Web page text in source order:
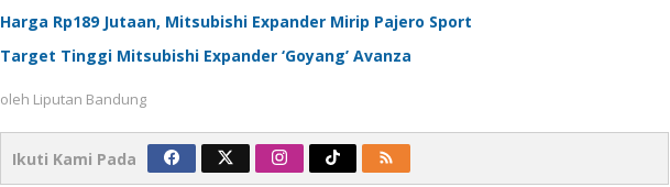
Harga Rp189 Jutaan, Mitsubishi Expander Mirip Pajero Sport
Target Tinggi Mitsubishi Expander ‘Goyang’ Avanza
oleh Liputan Bandung
Ikuti Kami Pada